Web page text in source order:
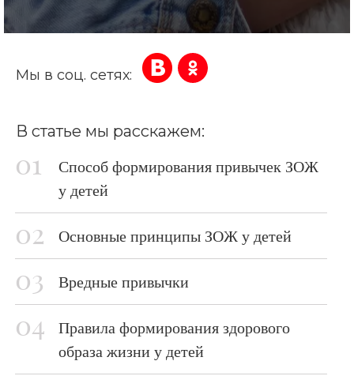
Мы в соц. сетях:
В статье мы расскажем:
Способ формирования привычек ЗОЖ
у детей
Основные принципы ЗОЖ у детей
Вредные привычки
Правила формирования здорового
образа жизни у детей